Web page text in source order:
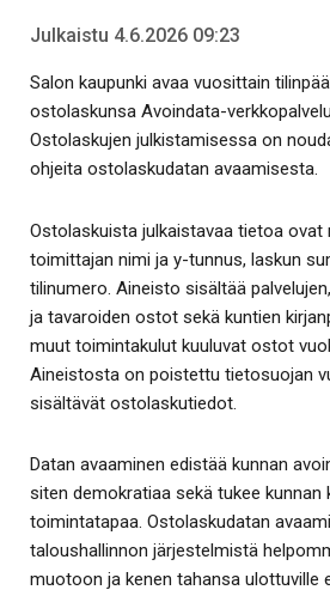
Julkaistu 4.6.2026 09:23
Salon kaupunki avaa vuosittain
ostolaskunsa Avoindata-
Ostolaskujen julkistamisessa on
ohjeita ostolaskudatan avaamisesta.
Ostolaskuista julkaistavaa tietoa ovat
toimittajan nimi ja y-tunnus, laskun
tilinumero. Aineisto sisältää
ja tavaroiden ostot sekä kuntien
muut toimintakulut kuuluvat ostot
Aineistosta on poistettu tietosuojan
sisältävät ostolaskutiedot.
Datan avaaminen edistää kunnan
siten demokratiaa sekä tukee
toimintatapaa. Ostolaskudatan
taloushallinnon järjestelmistä
muotoon ja kenen tahansa ulottuville